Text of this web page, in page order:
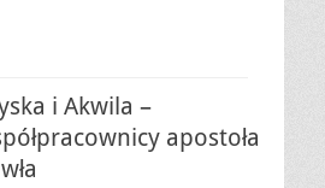
i Akwila –
apostoła